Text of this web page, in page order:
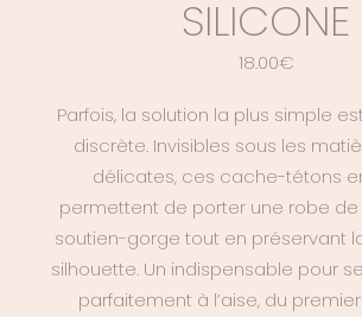
SILICONE
18.00€
Parfois, la solution la plus simple
discrète. Invisibles sous les
délicates, ces cache-tétons
permettent de porter une robe
soutien-gorge tout en préservant
silhouette. Un indispensable pour
parfaitement à l’aise, du